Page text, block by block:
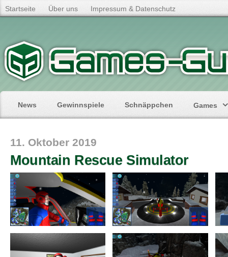
Startseite Über uns Impressum & Datenschutz
News Gewinnspiele Schnäppchen Games
11. Oktober 2019
Mountain Rescue Simulator